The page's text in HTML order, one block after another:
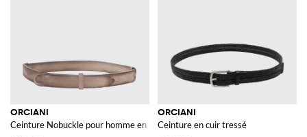
ORCIANI
Ceinture Nobuckle pour homme en cuir de veau suédé
ORCIANI
Ceinture en cuir tressé